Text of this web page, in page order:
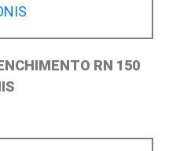
RN 150